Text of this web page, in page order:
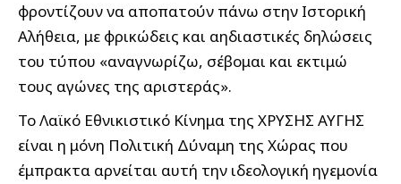
φροντίζουν να αποπατούν πάνω στην Ιστορική
Αλήθεια, με φρικώδεις και αηδιαστικές δηλώσεις
του τύπου «αναγνωρίζω, σέβομαι και εκτιμώ
τους αγώνες της αριστεράς».
Το Λαϊκό Εθνικιστικό Κίνημα της ΧΡΥΣΗΣ ΑΥΓΗΣ
είναι η μόνη Πολιτική Δύναμη της Χώρας που
έμπρακτα αρνείται αυτή την ιδεολογική ηγεμονία